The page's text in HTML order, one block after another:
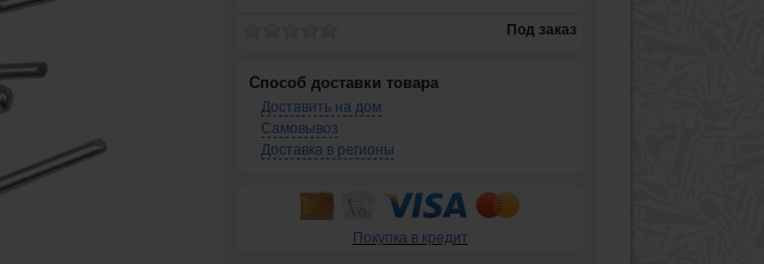
Под заказ
Способ доставки товара
Доставить на дом
Самовывоз
Доставка в регионы
Покупка в кредит